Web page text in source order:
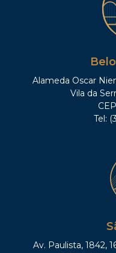
Alameda Oscar
Vila da
Tel:
Av. Paulista, 1842,